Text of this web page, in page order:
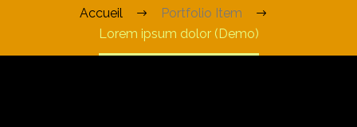
Accueil
Portfolio Item
Lorem ipsum dolor (Demo)